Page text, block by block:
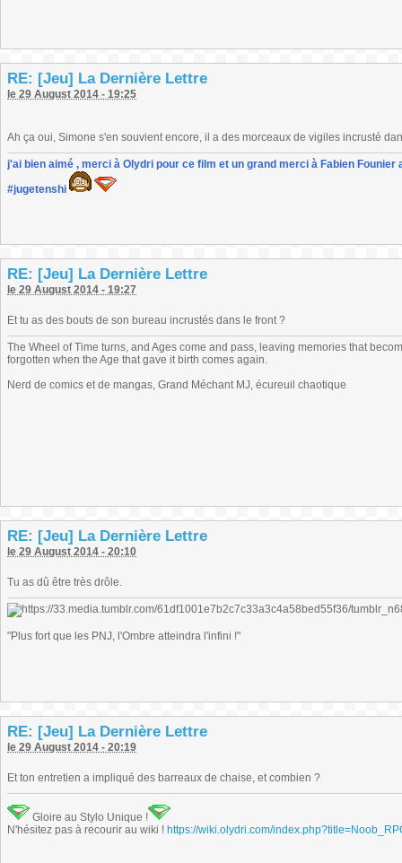
RE: [Jeu] La Dernière Lettre
le 29 August 2014 - 19:25
Ah ça oui, Simone s'en souvient encore, il a des morceaux de vigiles incrusté
j'ai bien aimé , merci à Olydri pour ce film et un grand merci à Fabien
#jugetenshi
RE: [Jeu] La Dernière Lettre
le 29 August 2014 - 19:27
Et tu as des bouts de son bureau incrustés dans le front ?
The Wheel of Time turns, and Ages come and pass, leaving memories that
forgotten when the Age that gave it birth comes again.
Nerd de comics et de mangas, Grand Méchant MJ, écureuil chaotique
RE: [Jeu] La Dernière Lettre
le 29 August 2014 - 20:10
Tu as dû être très drôle.
"Plus fort que les PNJ, l'Ombre atteindra l'infini !"
RE: [Jeu] La Dernière Lettre
le 29 August 2014 - 20:19
Et ton entretien a impliqué des barreaux de chaise, et combien ?
Gloire au Stylo Unique !
N'hésitez pas à recourir au wiki ! https://wiki.olydri.com/